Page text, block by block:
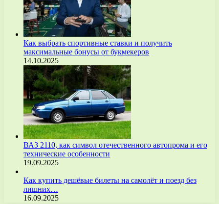
Как выбрать спортивные ставки и получить
максимальные бонусы от букмекеров
14.10.2025
ВАЗ 2110, как символ отечественного автопрома и его
технические особенности
19.09.2025
Как купить дешёвые билеты на самолёт и поезд без
лишних…
16.09.2025